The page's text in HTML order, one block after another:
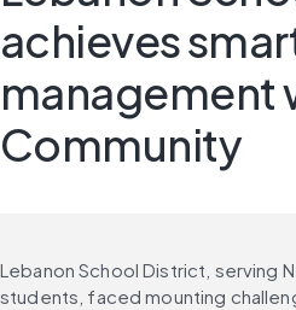
achieves
management
Community
Lebanon School District, serving
students, faced mounting